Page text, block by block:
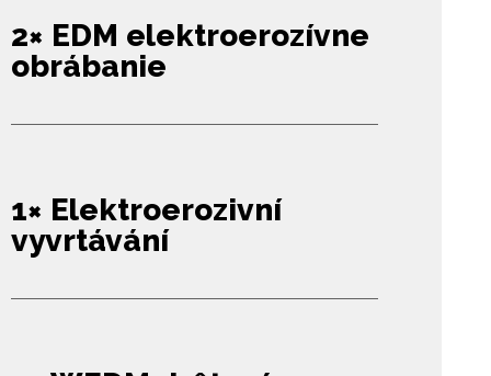
2× EDM elektroerozívne
obrábanie
1× Elektroerozivní
vyvrtávání